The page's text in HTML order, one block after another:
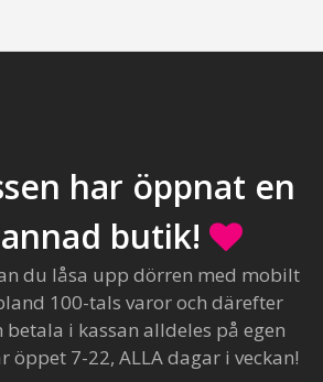
har öppnat en
butik!
du låsa upp dörren med mobilt
100-tals varor och därefter
betala i kassan alldeles på egen
öppet 7-22, ALLA dagar i veckan!